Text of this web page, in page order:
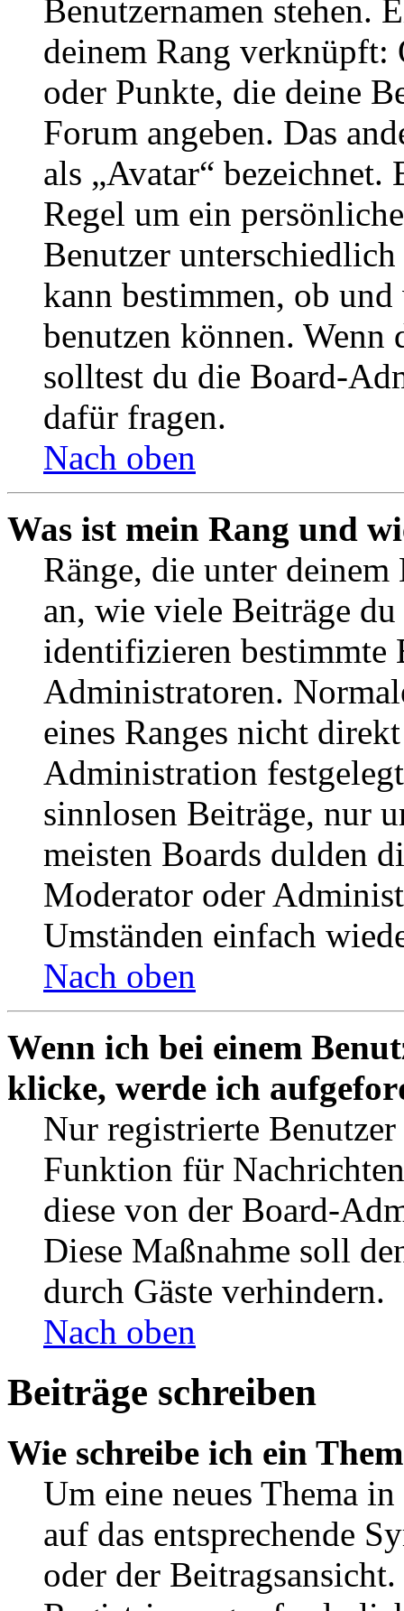
Benutzernamen stehen.
deinem Rang verknüpft:
oder Punkte, die deine
Forum angeben. Das
als „Avatar“
Regel um ein
Benutzer
kann bestimmen, ob
benutzen können. Wenn
solltest du die Board-
dafür fragen.
Nach oben
Was ist mein Rang und
Ränge, die unter deinem
an, wie viele Beiträge
identifizieren bestimmte
Administratoren.
eines Ranges nicht
Administration
sinnlosen Beiträge, nur
meisten Boards dulden
Moderator oder
Umständen einfach
Nach oben
Wenn ich bei einem
klicke, werde ich
Nur registrierte
Funktion für
diese von der Board-
Diese Maßnahme soll
durch Gäste verhindern.
Nach oben
Beiträge schreiben
Wie schreibe ich ein
Um eine neues Thema
auf das entsprechende
oder der